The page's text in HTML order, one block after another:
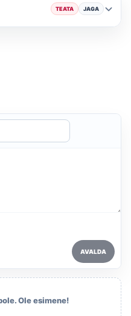
TEATA JAGA
AVALDA
Ole esimene!